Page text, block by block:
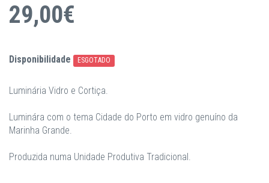
29,00€
Disponibilidade ESGOTADO
Luminária Vidro e Cortiça.
Luminára com o tema Cidade do Porto em vidro genuíno da
Marinha Grande.
Produzida numa Unidade Produtiva Tradicional.